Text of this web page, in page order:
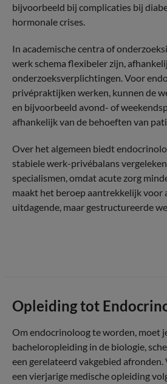
bijvoorbeeld bij complicaties bij
hormonale crises.
In academische centra of
werk schema flexibeler zijn,
onderzoeksverplichtingen. Voor
privépraktijken werken, kunnen de
en bijvoorbeeld avond- of
afhankelijk van de behoeften van
Over het algemeen biedt
stabiele werk-privébalans
specialismen, omdat acute zorg
maakt het beroep aantrekkelijk voor
uitdagende, maar gestructureerde
Opleiding tot
Om endocrinoloog te worden, moet
bacheloropleiding in de biologie,
een gerelateerd vakgebied afronden.
een vierjarige medische opleiding